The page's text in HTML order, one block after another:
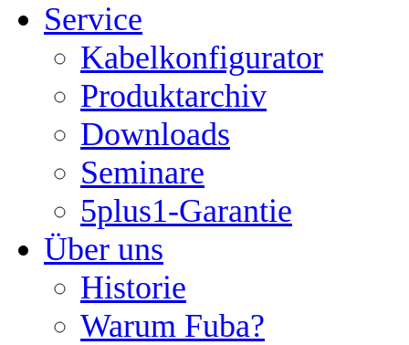
Service
Kabelkonfigurator
Produktarchiv
Downloads
Seminare
5plus1-Garantie
Über uns
Historie
Warum Fuba?